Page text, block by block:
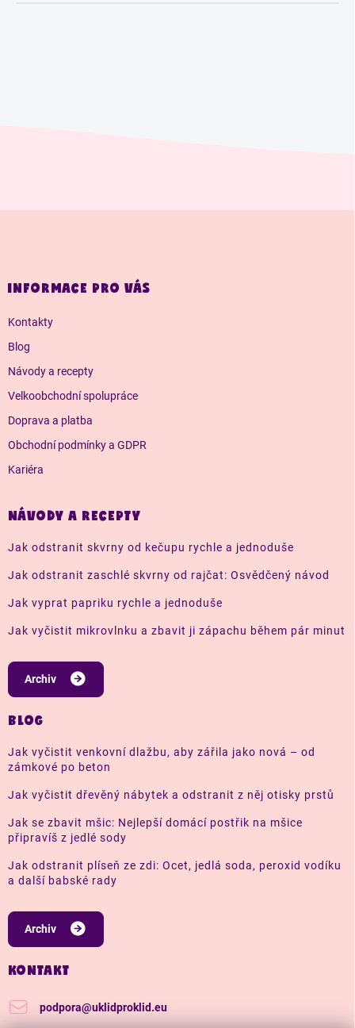
a INFORMACE PRO VÁS
Kontakty
Blog
Návody a recepty
Velkoobchodní spolupráce
Doprava a platba
Obchodní podmínky a GDPR
Kariéra
NÁVODY A RECEPTY
Jak odstranit skvrny od kečupu rychle a jednoduše
Jak odstranit zaschlé skvrny od rajčat: Osvědčený návod
Jak vyprat papriku rychle a jednoduše
Jak vyčistit mikrovlnku a zbavit ji zápachu během pár minut
Archiv
BLOG
Jak vyčistit venkovní dlažbu, aby zářila jako nová – od
zámkové po beton
Jak vyčistit dřevěný nábytek a odstranit z něj otisky prstů
Jak se zbavit mšic: Nejlepší domácí postřik na mšice
připravíš z jedlé sody
Jak odstranit plíseň ze zdi: Ocet, jedlá soda, peroxid vodíku
a další babské rady
Archiv
KONTAKT
podpora@uklidproklid.eu